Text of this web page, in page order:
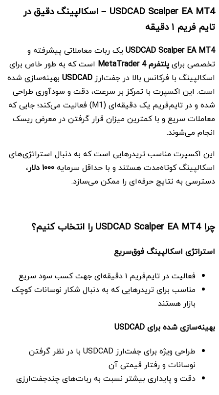
USDCAD Scalper EA MT4 –
اسکالپینگ دقیق در
تایم فریم ۱ دقیقه
USDCAD Scalper EA MT4 یک ربات معاملاتی پیشرفته و
تخصصی برایپلتفرمMetaTrader 4
است که به طور خاص برای
اسکالپینگ با فرکانس بالا در جفت‌ارزUSDCAD بهینه‌سازی شده
است. این اکسپرت با تمرکز بر سرعت، دقت و سودآوری طراحی
شده و در تایم‌فریم یک دقیقه‌ای (M1) فعالیت می‌کند؛ جایی که
معاملات سریع و با کمترین میزان قرار گرفتن در معرض ریسک
انجام می‌شوند.
این اکسپرت مناسب تریدرهایی است که به دنبال استراتژی‌های
اسکالپینگ کوتاه‌مدت هستند و با حداقل سرمایه ۱۰۰۰دلار،
دسترسی به نتایج حرفه‌ای را ممکن می‌سازد.
چرا USDCAD Scalper EA MT4 را انتخاب کنیم؟
استراتژی اسکالپینگ فوق‌سریع
فعالیت در تایم‌فریم ۱ دقیقه‌ای جهت کسب سود سریع
مناسب برای تریدرهایی که به دنبال شکار نوسانات کوچک
بازار هستند
بهینه‌سازی شده برای USDCAD
طراحی ویژه برای جفت‌ارز USDCAD با در نظر گرفتن
نوسانات و رفتار قیمتی آن
دقت و پایداری بیشتر نسبت به ربات‌های چندجفت‌ارزی